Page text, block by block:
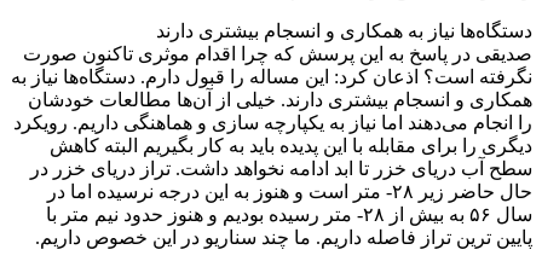
دستگاه‌ها نیاز به همکاری و انسجام بیشتری دارند
صدیقی در پاسخ به این‌ پرسش که چرا اقدام موثری تاکنون صورت
نگرفته است؟ اذعان کرد: این مساله را قبول دارم. دستگاه‌ها نیاز به
همکاری و انسجام بیشتری دارند. خیلی از آن‌ها مطالعات خودشان
را انجام می‌دهند اما نیاز به یکپارچه سازی و هماهنگی داریم. رویکرد
دیگری را برای مقابله با این پدیده باید به کار بگیریم البته کاهش
سطح آب دریای خزر تا ابد ادامه نخواهد داشت. تراز دریای خزر در
حال حاضر زیر ۲۸- متر است و هنوز به این درجه نرسیده اما در
سال ۵۶ به بیش از ۲۸- متر رسیده بودیم و هنوز حدود نیم متر با
پایین ترین تراز فاصله داریم. ما چند سناریو در این خصوص داریم.